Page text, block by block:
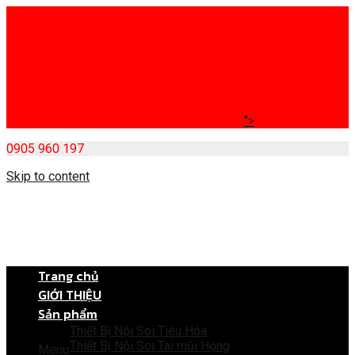
">
0905 960 197
Skip to content
Menu
Trang chủ
GIỚI THIỆU
Sản phẩm
Thiết Bị Nội Soi Tiêu Hóa
Thiết Bị Nội Soi Tai mũi Họng